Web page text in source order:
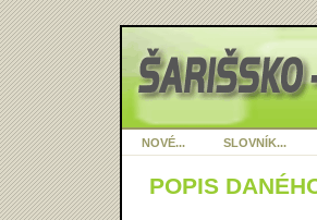
NOVÉ... SLOVNÍK...
POPIS